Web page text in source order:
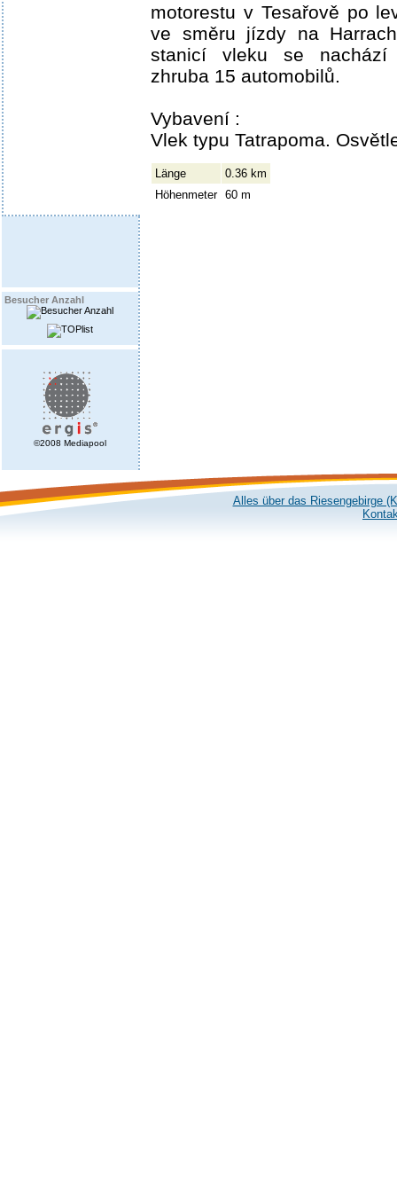
Besucher Anzahl
©2008 Mediapool
motorestu v Tesařově po
ve směru jízdy na
stanicí vleku se nachází
zhruba 15 automobilů.
Vybavení :
Vlek typu Tatrapoma.
Länge
0.36 km
Höhenmeter 60 m
Alles über das Riesengebirge